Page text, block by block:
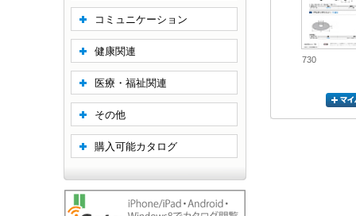
730
コミュニケーション
健康関連
医療・福祉関連
その他
購入可能カタログ